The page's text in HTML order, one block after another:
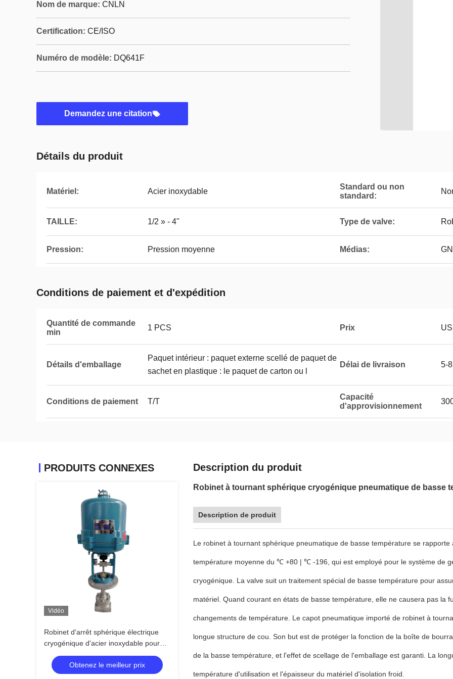
Nom de marque: CNLN
Certification: CE/ISO
Numéro de modèle: DQ641F
Demandez une citation
Détails du produit
Matériel: Acier inoxydable
Standard ou non
standard:
TAILLE: 1/2 » - 4" Type de valve:
Pression: Pression moyenne Médias:
Conditions de paiement et d'expédition
Quantité de commande
min
1 PCS Prix
Détails d'emballage
Paquet intérieur : paquet externe scellé de paquet de
sachet en plastique : le paquet de carton ou l
Délai de livraison 5-
Conditions de paiement T/T
Capacité
d'approvisionnement
PRODUITS CONNEXES
Vidéo
Robinet d'arrêt sphérique électrique
cryogénique d'acier inoxydable pour
Obtenez le meilleur prix
Description du produit
Robinet à tournant sphérique cryogénique pneumatique de basse
Description de produit
Le robinet à tournant sphérique pneumatique de basse température se
température moyenne du ℃ +80 | ℃ -196, qui est employé pour le système de
cryogénique. La valve suit un traitement spécial de basse température pour
matériel. Quand courant en états de basse température, elle ne causera pas la
changements de température. Le capot pneumatique importé de robinet à
longue structure de cou. Son but est de protéger la fonction de la boîte de
de la basse température, et l'effet de scellage de l'emballage est garanti. La
température d'utilisation et l'épaisseur du matériel d'isolation froid.